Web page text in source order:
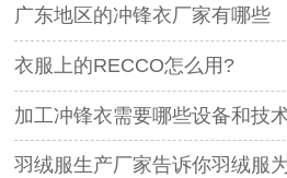
广东地区的冲锋衣厂家有哪些
衣服上的RECCO怎么用?
加工冲锋衣需要哪些设备和技
羽绒服生产厂家告诉你羽绒服